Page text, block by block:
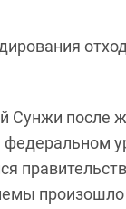
Сунжи после
федеральном